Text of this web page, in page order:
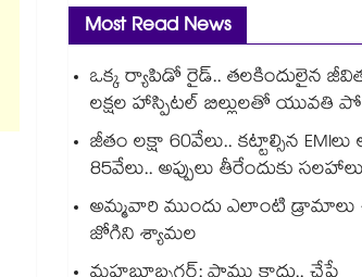
Most Read News
ఒక్క ర్యాపిడో రైడ్.. తలకిందులైన
లక్షల హాస్పిటల్ బిల్లులతో యువతి
జీతం లక్షా 60వేలు.. కట్టాల్సిన EMIలు
85వేలు.. అప్పులు తీరేందుకు
అమ్మవారి ముందు ఎలాంటి
జోగిని శ్యామల